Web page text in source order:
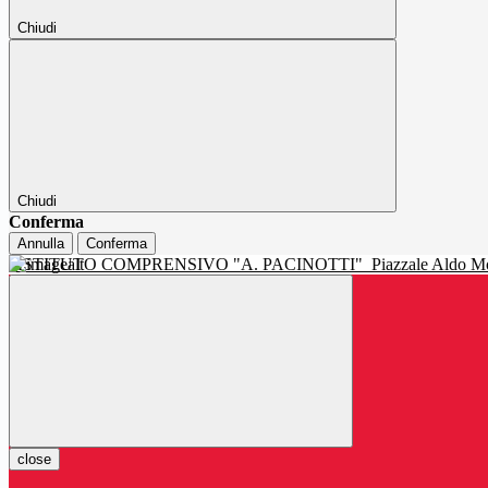
Chiudi
Chiudi
Conferma
Annulla Conferma
ISTITUTO COMPRENSIVO "A. PACINOTTI" Piazzale Aldo
close